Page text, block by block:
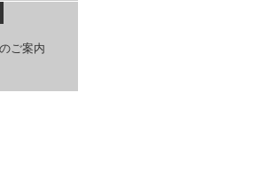
ご案内